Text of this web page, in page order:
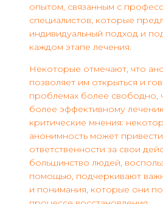
опытом, связанным с
специалистов, которые
индивидуальный подход и
каждом этапе лечения.
Некоторые отмечают, что
позволяет им открыться и
проблемах более свободно,
более эффективному
критические мнения:
анонимность может
ответственности за свои
большинство людей,
помощью, подчеркивают
и понимания, которые они